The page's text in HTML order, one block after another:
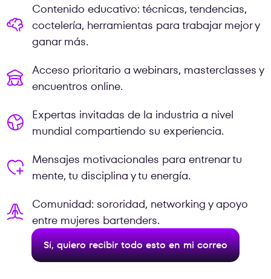
Contenido educativo: técnicas, tendencias,
coctelería, herramientas para trabajar mejor y
ganar más.
Acceso prioritario a webinars, masterclasses y
encuentros online.
Expertas invitadas de la industria a nivel
mundial compartiendo su experiencia.
Mensajes motivacionales para entrenar tu
mente, tu disciplina y tu energía.
Comunidad: sororidad, networking y apoyo
entre mujeres bartenders.
Sí, quiero recibir todo esto en mi correo